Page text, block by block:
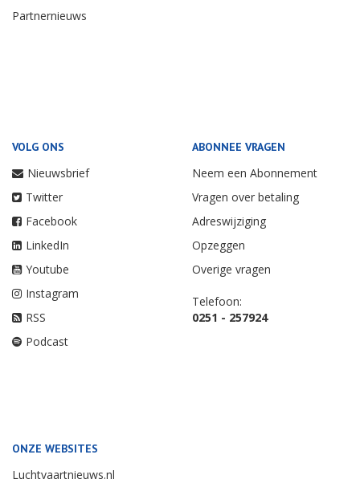
Partnernieuws
VOLG ONS
Nieuwsbrief
Twitter
Facebook
LinkedIn
Youtube
Instagram
RSS
Podcast
ABONNEE VRAGEN
Neem een Abonnement
Vragen over betaling
Adreswijziging
Opzeggen
Overige vragen
Telefoon:
0251 - 257924
ONZE WEBSITES
Luchtvaartnieuws.nl